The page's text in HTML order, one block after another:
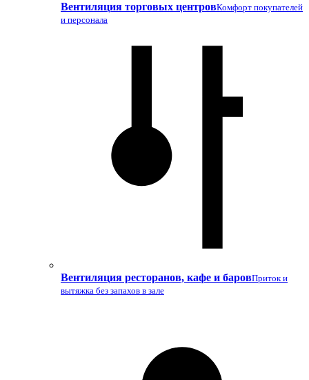
Вентиляция торговых центровКомфорт покупателей
и персонала
Вентиляция ресторанов, кафе и баровПриток и
вытяжка без запахов в зале